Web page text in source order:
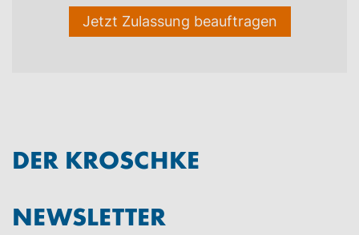
Jetzt Zulassung beauftragen
DER KROSCHKE
NEWSLETTER